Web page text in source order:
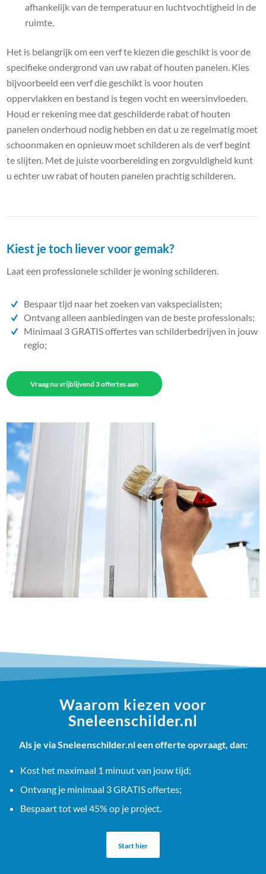
afhankelijk van de temperatuur en luchtvochtigheid in de
ruimte.
Het is belangrijk om een verf te kiezen die geschikt is voor de
specifieke ondergrond van uw rabat of houten panelen. Kies
bijvoorbeeld een verf die geschikt is voor houten
oppervlakken en bestand is tegen vocht en weersinvloeden.
Houd er rekening mee dat geschilderde rabat of houten
panelen onderhoud nodig hebben en dat u ze regelmatig moet
schoonmaken en opnieuw moet schilderen als de verf begint
te slijten. Met de juiste voorbereiding en zorgvuldigheid kunt
u echter uw rabat of houten panelen prachtig schilderen.
Kiest je toch liever voor gemak?
Laat een professionele schilder je woning schilderen.
Bespaar tijd naar het zoeken van vakspecialisten;
Ontvang alleen aanbiedingen van de beste professionals;
Minimaal 3 GRATIS offertes van schilderbedrijven in jouw
regio;
Vraag nu vrijblijvend 3 offertes aan
Waarom kiezen voor
Sneleenschilder.nl
Als je via Sneleenschilder.nl een offerte opvraagt, dan:
Kost het maximaal 1 minuut van jouw tijd;
Ontvang je minimaal 3 GRATIS offertes;
Bespaart tot wel 45% op je project.
Start hier